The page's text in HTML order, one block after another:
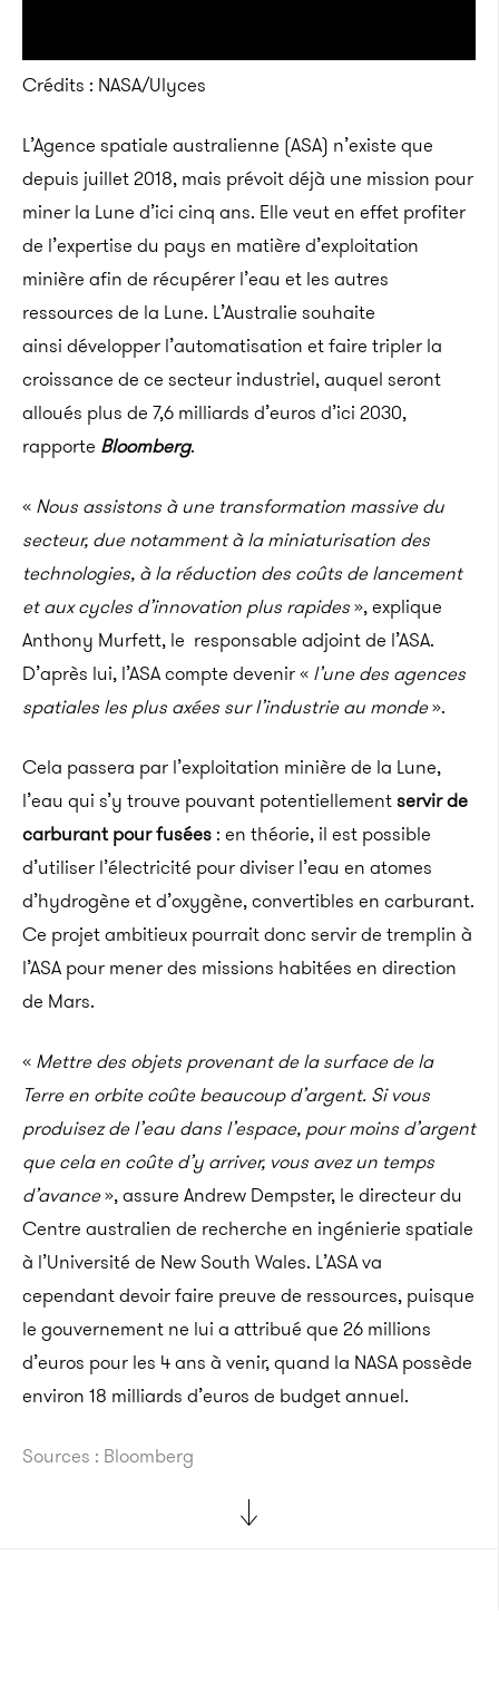
Crédits : NASA/Ulyces
L’Agence spatiale australienne (ASA) n’existe que
depuis juillet 2018, mais prévoit déjà une mission pour
miner la Lune d’ici cinq ans. Elle veut en effet profiter
de l’expertise du pays en matière d’exploitation
minière afin de récupérer l’eau et les autres
ressources de la Lune. L’Australie souhaite
ainsi développer l’automatisation et faire tripler la
croissance de ce secteur industriel, auquel seront
alloués plus de 7,6 milliards d’euros d’ici 2030,
rapporte Bloomberg.
« Nous assistons à une transformation massive du
secteur, due notamment à la miniaturisation des
technologies, à la réduction des coûts de lancement
et aux cycles d’innovation plus rapides», explique
Anthony Murfett, le responsable adjoint de l’ASA.
D’après lui, l’ASA compte devenir « l’une des agences
spatiales les plus axées sur l’industrie au monde».
Cela passera par l’exploitation minière de la Lune,
l’eau qui s’y trouve pouvant potentiellementservir de
carburant pour fusées : en théorie, il est possible
d’utiliser l’électricité pour diviser l’eau en atomes
d’hydrogène et d’oxygène, convertibles en carburant.
Ce projet ambitieux pourrait donc servir de tremplin à
l’ASA pour mener des missions habitées en direction
de Mars.
« Mettre des objets provenant de la surface de la
Terre en orbite coûte beaucoup d’argent. Si vous
produisez de l’eau dans l’espace, pour moins d’argent
que cela en coûte d’y arriver, vous avez un temps
d’avance», assure Andrew Dempster, le directeur du
Centre australien de recherche en ingénierie spatiale
à l’Université de New South Wales. L’ASA va
cependant devoir faire preuve de ressources, puisque
le gouvernement ne lui a attribué que 26 millions
d’euros pour les 4 ans à venir, quand la NASA possède
environ 18 milliards d’euros de budget annuel.
Sources : Bloomberg